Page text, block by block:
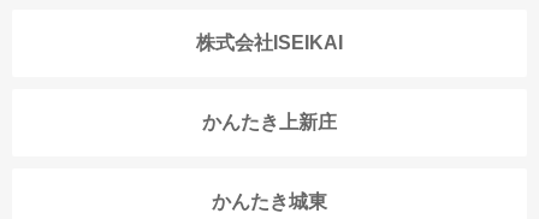
株式会社ISEIKAI
かんたき上新庄
かんたき城東